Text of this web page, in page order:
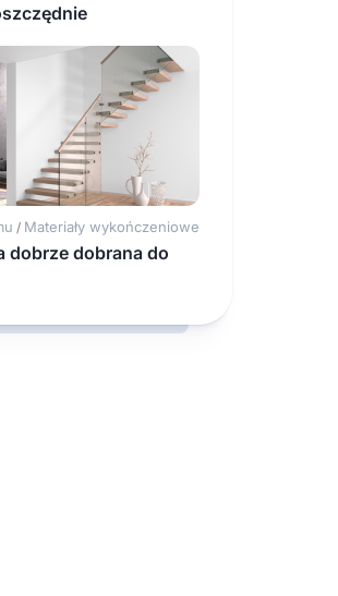
/ Materiały wykończeniowe
dobrze dobrana do